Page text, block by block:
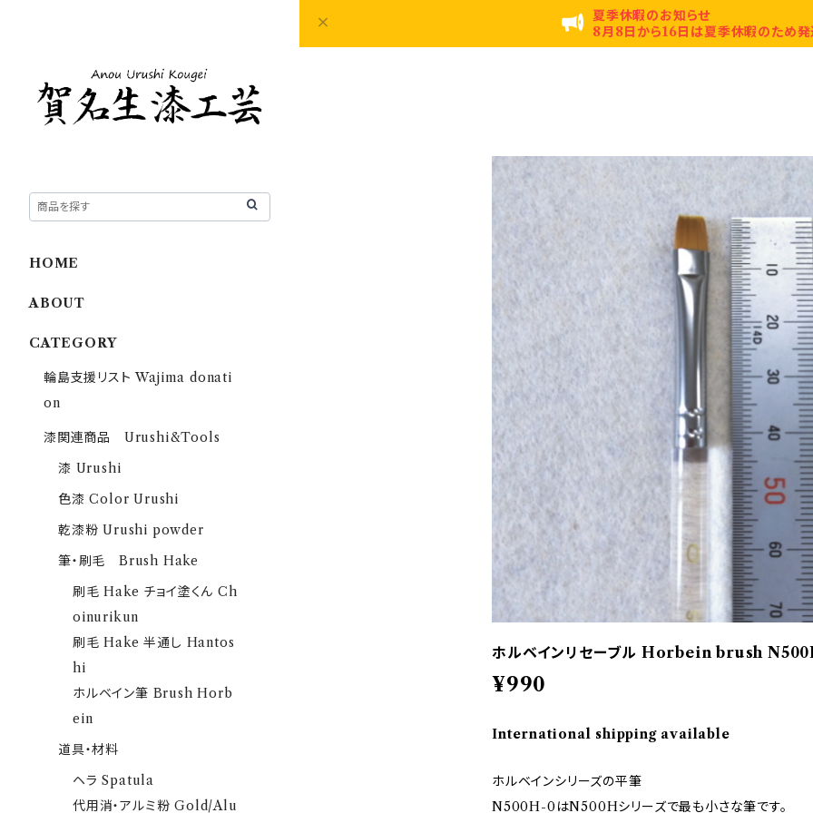
夏季休暇のお知らせ
8月8日から16日は夏季休暇のため発
ホルベインリセーブル Horbein brush
¥990
International shipping available
ホルベインシリーズの平筆
N500H-0はN500Hシリーズで最も小さな筆です。
HOME
ABOUT
CATEGORY
輪島支援リスト Wajima donati
on
漆関連商品 Urushi&Tools
漆 Urushi
色漆 Color Urushi
乾漆粉 Urushi powder
筆・刷毛 Brush Hake
刷毛 Hake チョイ塗くん Ch
oinurikun
刷毛 Hake 半通し Hantos
hi
ホルベイン筆 Brush Horb
ein
道具・材料
ヘラ Spatula
代用消・アルミ粉 Gold/Alu